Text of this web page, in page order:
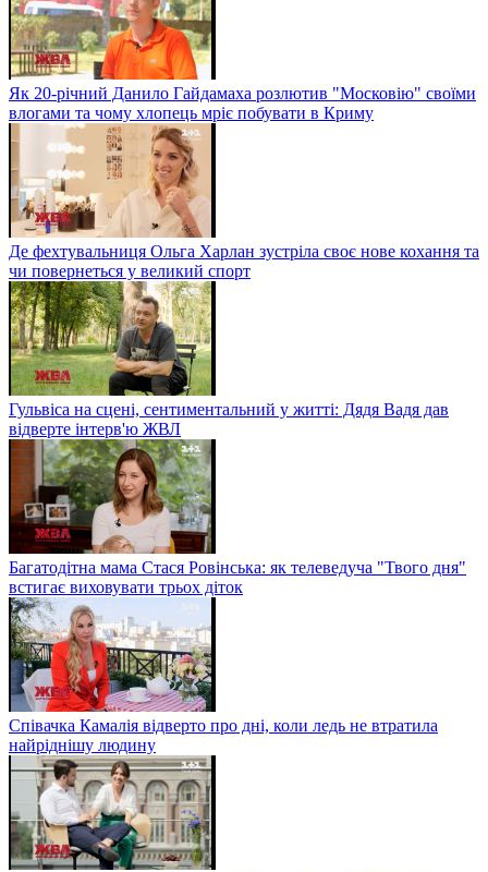
Як 20-річний Данило Гайдамаха розлютив "Московію" своїми
влогами та чому хлопець мріє побувати в Криму
Де фехтувальниця Ольга Харлан зустріла своє нове кохання та
чи повернеться у великий спорт
Гульвіса на сцені, сентиментальний у житті: Дядя Вадя дав
відверте інтерв'ю ЖВЛ
Багатодітна мама Стася Ровінська: як телеведуча "Твого дня"
встигає виховувати трьох діток
Співачка Камалія відверто про дні, коли ледь не втратила
найріднішу людину